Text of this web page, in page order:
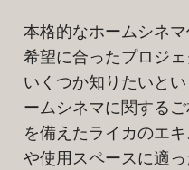
本格的なホームシネマ
希望に合ったプロジ
いくつか知りたいと
ームシネマに関する
を備えたライカのエ
や使用スペースに適